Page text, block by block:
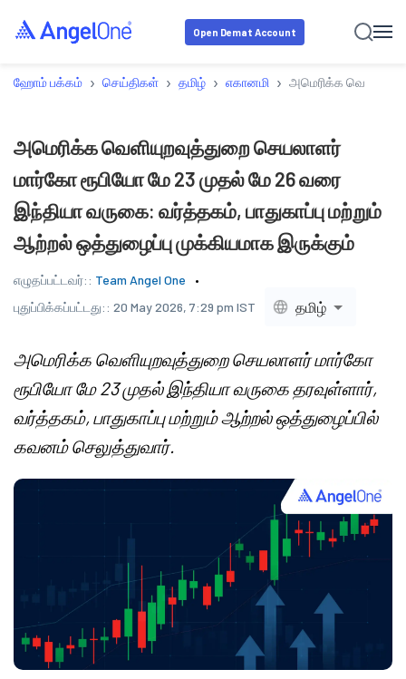
Open Demat Account
ஹோம் பக்கம் › செய்திகள் › தமிழ் › எகானமி › அமெரிக்க
அமெரிக்க வெளியுறவுத்துறை செயலாளர்
மார்கோ ரூபியோ மே 23 முதல் மே 26 வரை
இந்தியா வருகை: வர்த்தகம், பாதுகாப்பு மற்றும்
ஆற்றல் ஒத்துழைப்பு முக்கியமாக இருக்கும்
எழுதப்பட்டவர்:: Team Angel One
புதுப்பிக்கப்பட்டது:: 20 May 2026, 7:29 pm IST தமிழ்
அமெரிக்க வெளியுறவுத்துறை செயலாளர் மார்கோ
ரூபியோ மே 23 முதல் இந்தியா வருகை தரவுள்ளார்,
வர்த்தகம், பாதுகாப்பு மற்றும் ஆற்றல் ஒத்துழைப்பில்
கவனம் செலுத்துவார்.